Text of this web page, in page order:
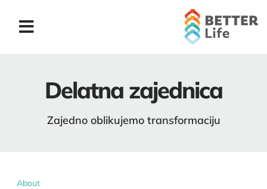
Delatna zajednica
Zajedno oblikujemo transformaciju
About